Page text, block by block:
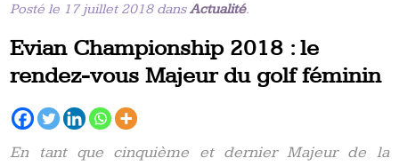
Posté le 17 juillet 2018 dansActualité.
Evian Championship 2018 : le
rendez-vous Majeur du golf féminin
En tant que cinquième et dernier Majeur de la